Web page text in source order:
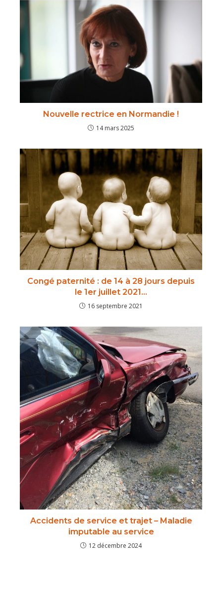
Nouvelle rectrice en Normandie !
14 mars 2025
Congé paternité : de 14 à 28 jours depuis
le 1er juillet 2021…
16 septembre 2021
Accidents de service et trajet – Maladie
imputable au service
12 décembre 2024